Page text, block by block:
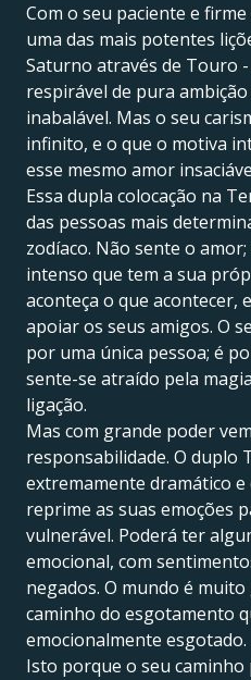
Com o seu paciente e firme
uma das mais potentes
Saturno através de Touro -
respirável de pura ambição
inabalável. Mas o seu
infinito, e o que o motiva
esse mesmo amor
Essa dupla colocação na
das pessoas mais
zodíaco. Não sente o amor;
intenso que tem a sua
aconteça o que acontecer,
apoiar os seus amigos. O
por uma única pessoa; é
sente-se atraído pela
ligação.
Mas com grande poder
responsabilidade. O duplo
extremamente dramático e
reprime as suas emoções
vulnerável. Poderá ter
emocional, com
negados. O mundo é muito
caminho do esgotamento
emocionalmente esgotado.
Isto porque o seu caminho